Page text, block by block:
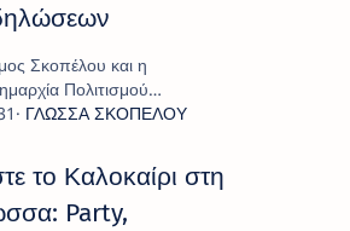
Σκοπέλου και η
Πολιτισμού
το πρόγραμμα «
και πολυσυλλεκτικό
εκδ…
το Καλοκαίρι στη
Party,